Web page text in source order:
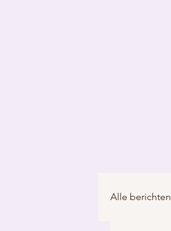
Alle berichten